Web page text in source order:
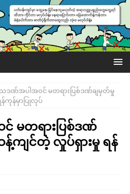
ဒဏ်အပါအဝင် မတရားပြစ်ဒဏ်ချမှတ်မှု
ကုန်မှာပြုလုပ်
မတရားပြစ်ဒဏ်
ကျင်တဲ့ လှုပ်ရှားမှု ရန်